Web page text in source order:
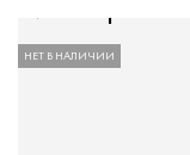
НЕТ В НАЛИЧИИ